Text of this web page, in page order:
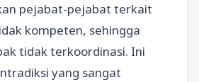
pejabat-pejabat terkait
kompeten, sehingga
tidak terkoordinasi. Ini
yang sangat